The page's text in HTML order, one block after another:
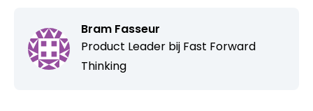
Bram Fasseur
Product Leader bij Fast Forward
Thinking